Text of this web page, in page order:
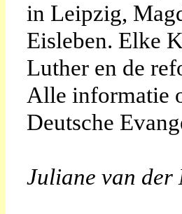
in Leipzig,
Eisleben. Elke
Luther en de
Alle informatie
Deutsche
Juliane van der